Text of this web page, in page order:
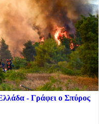
- Γράφει ο Σπύρος